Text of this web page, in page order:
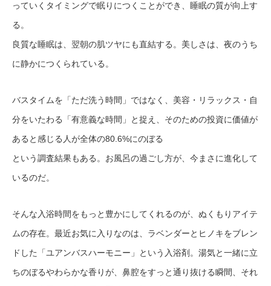
っていくタイミングで眠りにつくことができ、睡眠の質が向上す
る。
良質な睡眠は、翌朝の肌ツヤにも直結する。美しさは、夜のうち
に静かにつくられている。
バスタイムを「ただ洗う時間」ではなく、美容・リラックス・自
分をいたわる「有意義な時間」と捉え、そのための投資に価値が
あると感じる人が全体の80.6%にのぼる
という調査結果もある。お風呂の過ごし方が、今まさに進化して
いるのだ。
そんな入浴時間をもっと豊かにしてくれるのが、ぬくもりアイテ
ムの存在。最近お気に入りなのは、ラベンダーとヒノキをブレン
ドした「ユアンバスハーモニー」という入浴剤。湯気と一緒に立
ちのぼるやわらかな香りが、鼻腔をすっと通り抜ける瞬間、それ